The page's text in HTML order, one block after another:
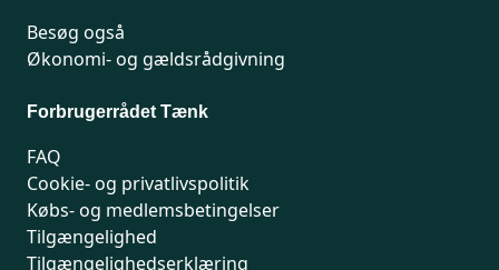
Besøg også
Økonomi- og gældsrådgivning
Forbrugerrådet Tænk
FAQ
Cookie- og privatlivspolitik
Købs- og medlemsbetingelser
Tilgængelighed
Tilgængelighedserklæring